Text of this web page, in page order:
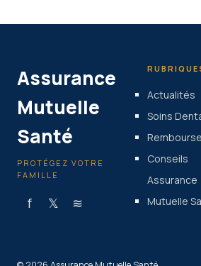
Assurance
Mutuelle
Santé
PROTÉGEZ VOTRE
FAMILLE
f 𝕏 ≋
Actualités
Soins
Conseils
Assurance
Mutuelle